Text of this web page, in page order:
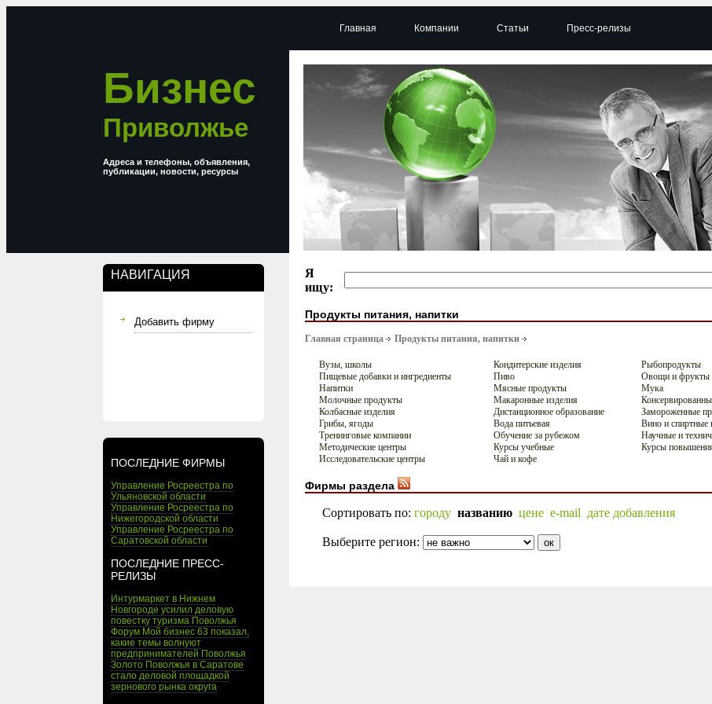
Бизнес
Приволжье
Адреса и телефоны, объявления,
публикации, новости, ресурсы
НАВИГАЦИЯ
Добавить фирму
ПОСЛЕДНИЕ ФИРМЫ
Управление Росреестра по
Ульяновской области
Управление Росреестра по
Нижегородской области
Управление Росреестра по
Саратовской области
ПОСЛЕДНИЕ ПРЕСС-
РЕЛИЗЫ
Интурмаркет в Нижнем
Новгороде усилил деловую
повестку туризма Поволжья
Форум Мой бизнес 63 показал,
какие темы волнуют
предпринимателей Поволжья
Золото Поволжья в Саратове
стало деловой площадкой
зернового рынка округа
Главная Компании Статьи Пресс-релизы
Я
ищу:
Продукты питания, напитки
Главная страница Продукты питания, напитки
Вузы, школы Кондитерские изделия
Рыбопродукты
Пищевые добавки и ингредиенты
Пиво
Овощи и фрукты
Напитки
Мясные продукты
Мука
Молочные продукты
Макаронные изделия
Колбасные изделия
Дистанционное образование
Замороженные
Грибы, ягоды
Вода питьевая
Вино и спиртные
Тренинговые компании
Обучение за рубежом
Научные и
Методические центры
Курсы учебные
Курсы
Исследовательские центры
Чай и кофе
Фирмы раздела
Сортировать по: городу названию цене e-mail дате добавления
Выберите регион: